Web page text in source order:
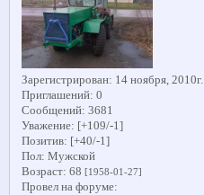
Зарегистрирован: 14 ноября, 2010г.
Приглашений: 0
Сообщений: 3681
Уважение: [+109/-1]
Позитив: [+40/-1]
Пол: Мужской
Возраст: 68 [1958-01-27]
Провел на форуме: